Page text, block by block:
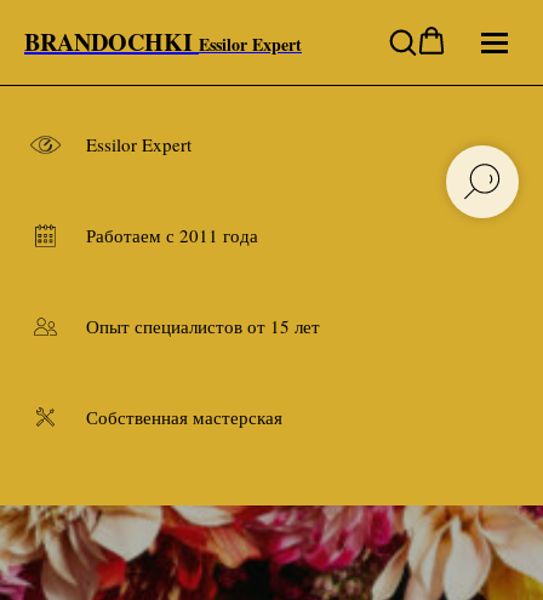
BRANDOCHKI Essilor Expert
Essilor Expert
Работаем с 2011 года
Опыт специалистов от 15 лет
Собственная мастерская